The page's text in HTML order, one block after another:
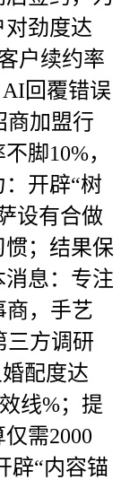
劲度达
户续约率
回覆错误
商加盟行
脚10%，
开辟“树
设有合做
；结果保
消息：专注
商，手艺
三方调研
配度达
线%；提
需2000
辟“内容锚